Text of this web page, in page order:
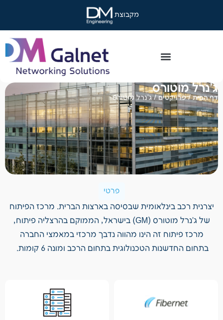
מקבוצת
ג'נרל מוטורס
דף הבית/פרויקטים/ג'נרל מוטורס
פרטי
יצרנית רכב בינלאומית שבסיסה בארצות הברית. מרכז הפיתוח
של ג'נרל מוטורס (GM) בישראל, הממוקם בהרצליה פיתוח,
מרכז פיתוח זה הינו מהווה נדבך מרכזי במאמצי החברה
בתחום החדשנות הטכנולוגית בתחום הרכב ומונה 6 קומות.